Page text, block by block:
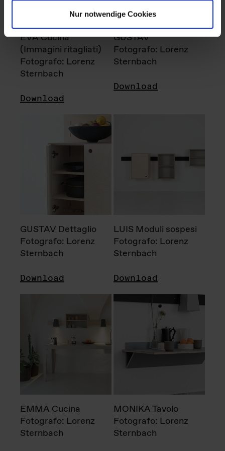
Nur notwendige Cookies
EVA Cucina
(Immagini ritagliati)
Fotografo: Lorenz
Sternbach
Download
GUSTAV
Fotografo: Lorenz
Sternbach
Download
GUSTAV Dettaglio
Fotografo: Lorenz
Sternbach
Download
LUIS Moduli sospesi
Fotografo: Lorenz
Sternbach
Download
EMMA Cucina
Fotografo: Lorenz
Sternbach
MONIKA Tavolo
Fotografo: Lorenz
Sternbach